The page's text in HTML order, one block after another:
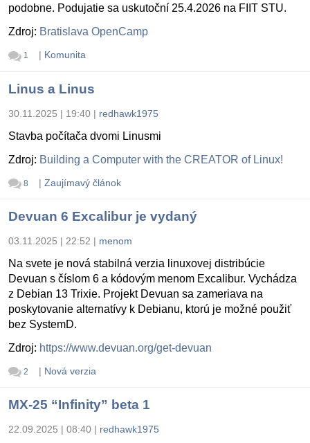
podobne. Podujatie sa uskutoční 25.4.2026 na FIIT STU.
Zdroj: Bratislava OpenCamp
1 | Komunita
Linus a Linus
30.11.2025 | 19:40 | redhawk1975
Stavba počítača dvomi Linusmi
Zdroj: Building a Computer with the CREATOR of Linux!
8 | Zaujímavý článok
Devuan 6 Excalibur je vydaný
03.11.2025 | 22:52 | menom
Na svete je nová stabilná verzia linuxovej distribúcie
Devuan s číslom 6 a kódovým menom Excalibur. Vychádza
z Debian 13 Trixie. Projekt Devuan sa zameriava na
poskytovanie alternatívy k Debianu, ktorú je možné použiť
bez SystemD.
Zdroj: https://www.devuan.org/get-devuan
2 | Nová verzia
MX-25 “Infinity” beta 1
22.09.2025 | 08:40 | redhawk1975